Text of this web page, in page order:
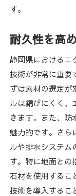
IoTを活
自宅で
アート
コミュ
エクステリ
持続可
地域性
自然と
これか
環境負
す。
耐久性を高
静岡県におけるエ
技術が非常に重要
ずは素材の選定が
ルは錆びにくく、
きます。また、防
魅力的です。さら
ルや排水システム
す。特に地面との
石材を使用するこ
技術を導入するこ